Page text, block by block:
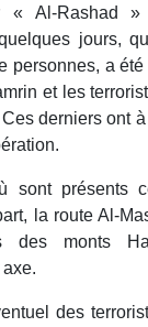
« Al-Rashad
jours,
personnes, a
et les
derniers ont
sont présents
la route Al-
des monts
des